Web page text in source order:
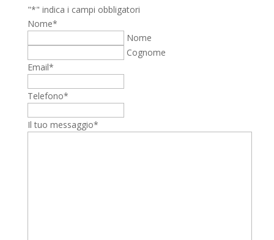
"*" indica i campi obbligatori
Nome*
Nome
Cognome
Email*
Telefono*
Il tuo messaggio*